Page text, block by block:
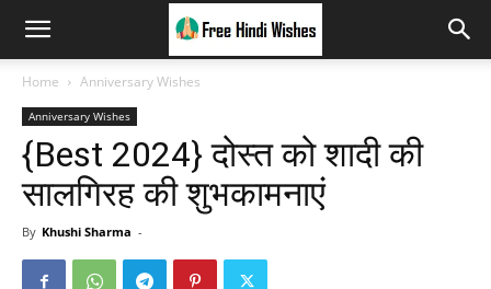
Home Anniversary Wishes
Anniversary Wishes
{Best 2024} दोस्त को शादी की
सालगिरह की शुभकामनाएं
By Khushi Sharma -